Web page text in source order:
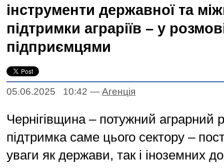
інструменти державної та
підтримки аграріїв – у
підприємцями
05.06.2025 10:42 — Агенцiя
Чернігівщина – потужний аграрний
підтримка саме цього сектору –
уваги як держави, так і іноземних